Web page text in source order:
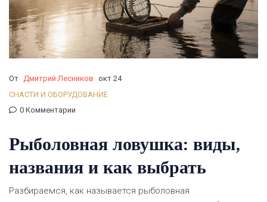
От Дмитрий Лесников окт 24
СНАСТИ И ОБОРУДОВАНИЕ
0 Комментарии
Рыболовная ловушка: виды,
названия и как выбрать
Разбираемся, как называется рыболовная